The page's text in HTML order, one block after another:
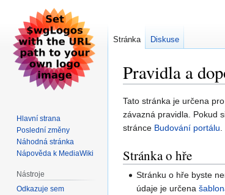
Pravidla a
Skočit
na
navigaci
Skočit
na
vyhledávání
Tato stránka je určena
závazná pravidla. Pokud
stránce Budování portálu.
Stránka o hře
Stránku o hře byste
údaje je určena
Stránka Diskuse
Hlavní strana
Poslední změny
Náhodná stránka
Nápověda k MediaWiki
Nástroje
Odkazuje sem